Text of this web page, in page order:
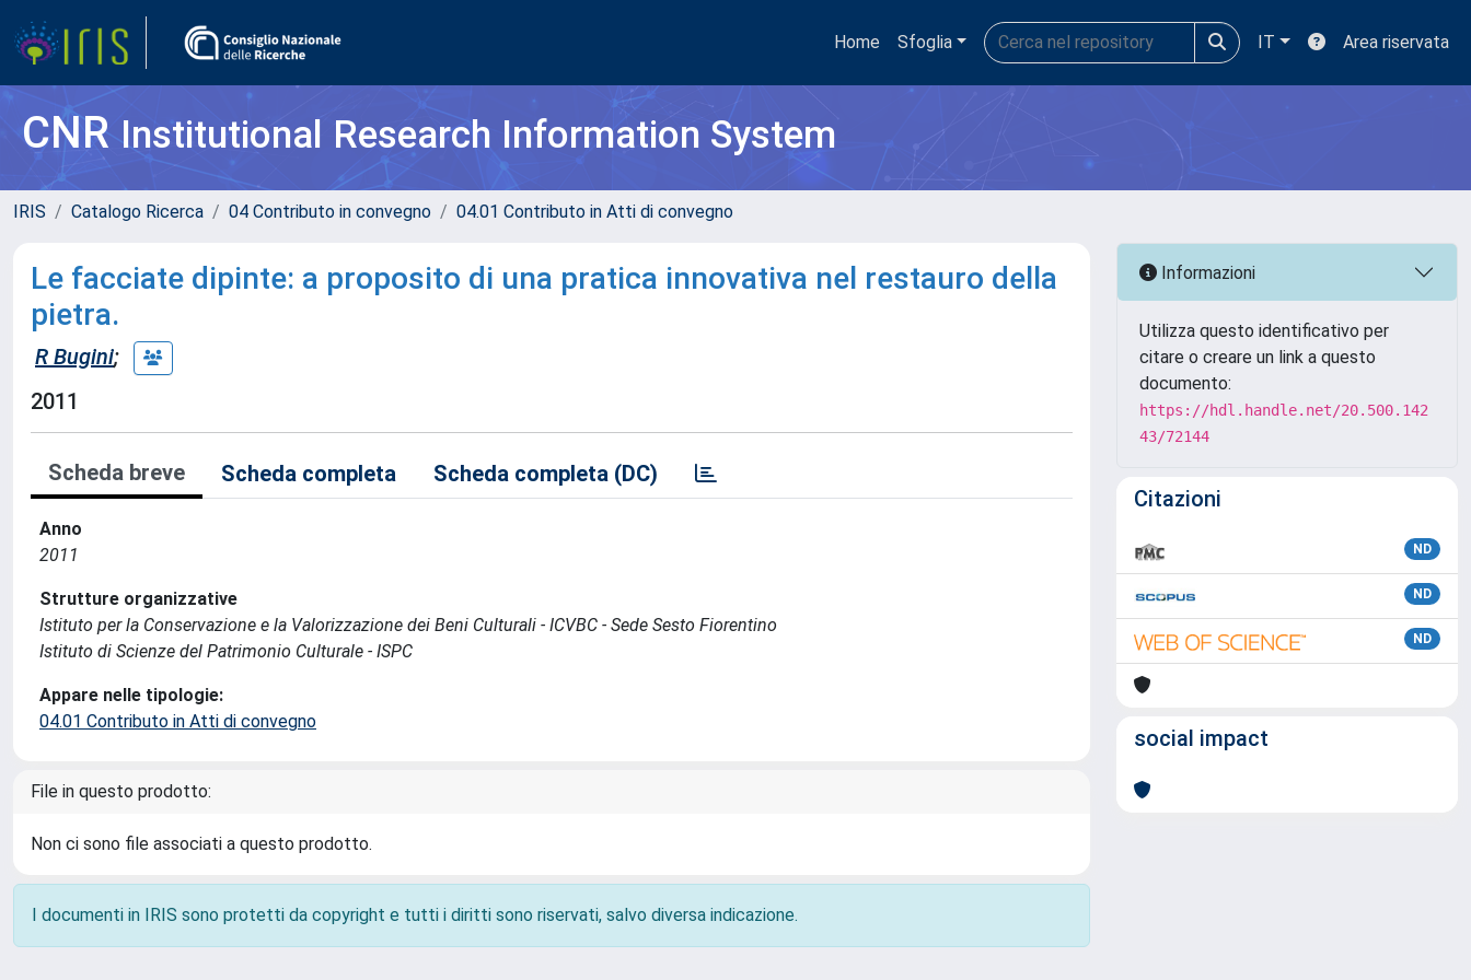
Home Sfoglia IT Area riservata
CNRInstitutional Research Information System
IRIS Catalogo Ricerca 04 Contributo in convegno 04.01 Contributo in Atti di convegno
Le facciate dipinte: a proposito di una pratica innovativa nel restauro della
pietra.
R Bugini;
2011
Scheda breve Scheda completa Scheda completa (DC)
Anno
2011
Strutture organizzative
Istituto per la Conservazione e la Valorizzazione dei Beni Culturali - ICVBC - Sede Sesto Fiorentino
Istituto di Scienze del Patrimonio Culturale - ISPC
Appare nelle tipologie:
04.01 Contributo in Atti di convegno
File in questo prodotto:
Non ci sono file associati a questo prodotto.
I documenti in IRIS sono protetti da copyright e tutti i diritti sono riservati, salvo diversa indicazione.
Informazioni
Utilizza questo identificativo per
citare o creare un link a questo
documento:
https://hdl.handle.net/20.500.142
43/72144
Citazioni
ND
ND
ND
social impact